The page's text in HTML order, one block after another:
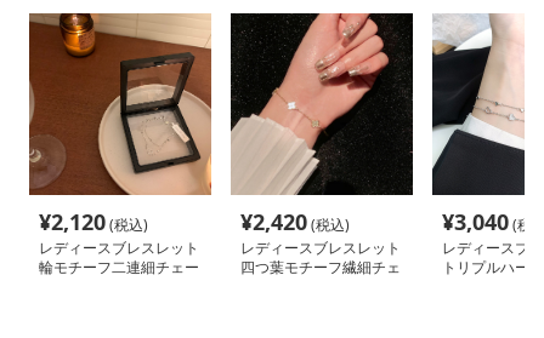
¥2,120(税込)
レディースブレスレット
輪モチーフ二連細チェー
¥2,420(税込)
レディースブレスレット
四つ葉モチーフ繊細チェ
¥3,040(税
レディースブ
トリプルハー